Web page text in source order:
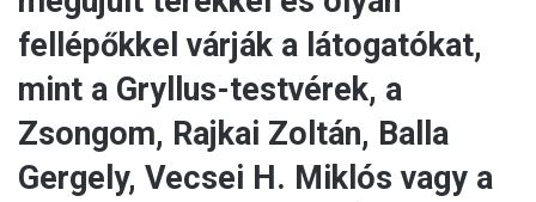
fellépőkkel várják a látogatókat,
mint a Gryllus-testvérek, a
Zsongom, Rajkai Zoltán, Balla
Gergely, Vecsei H. Miklós vagy a